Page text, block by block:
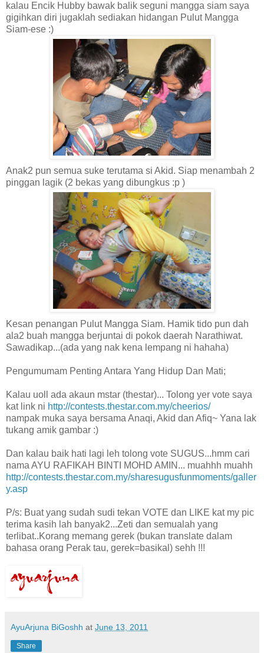
kalau Encik Hubby bawak balik seguni mangga siam saya
gigihkan diri jugaklah sediakan hidangan Pulut Mangga
Siam-ese :)
Anak2 pun semua suke terutama si Akid. Siap menambah 2
pinggan lagik (2 bekas yang dibungkus :p )
Kesan penangan Pulut Mangga Siam. Hamik tido pun dah
ala2 buah mangga berjuntai di pokok daerah Narathiwat.
Sawadikap...(ada yang nak kena lempang ni hahaha)
Pengumumam Penting Antara Yang Hidup Dan Mati;
Kalau uoll ada akaun mstar (thestar)... Tolong yer vote saya
kat link ni http://contests.thestar.com.my/cheerios/
nampak muka saya bersama Anaqi, Akid dan Afiq~ Yana lak
tukang amik gambar :)
Dan kalau baik hati lagi leh tolong vote SUGUS...hmm cari
nama AYU RAFIKAH BINTI MOHD AMIN... muahhh muahh
http://contests.thestar.com.my/sharesugusfunmoments/galler
y.asp
P/s: Buat yang sudah sudi tekan VOTE dan LIKE kat my pic
terima kasih lah banyak2...Zeti dan semualah yang
terlibat..Korang memang gerek (bukan translate dalam
bahasa orang Perak tau, gerek=basikal) sehh !!!
AyuArjuna BiGoshh at June 13, 2011
Share